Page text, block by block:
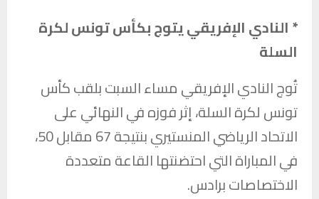
* النادي الإفريقي يتوج بكأس تونس لكرة
السلة
تُوجالنادي الإفريقيمساء السبت بلقب كأس
تونس لكرة السلة، إثر فوزه في النهائي على
الاتحاد الرياضي المنستيري
بنتيجة 67 مقابل 50،
في المباراة التي احتضنتهاالقاعة متعددة
الاختصاصات برادس.